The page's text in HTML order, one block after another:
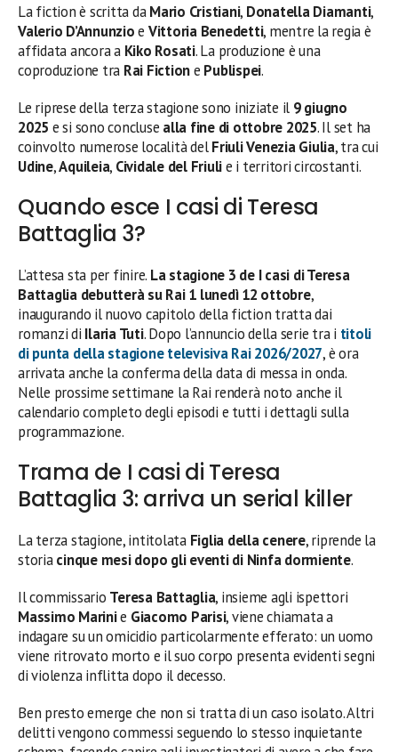
La fiction è scritta daMario Cristiani, Donatella Diamanti,
Valerio D’Annunzioe Vittoria Benedetti, mentre la regia è
affidata ancora a Kiko Rosati. La produzione è una
coproduzione tra Rai Fictione Publispei.
Le riprese della terza stagione sono iniziate il 9 giugno
2025 e si sono concluse alla fine di ottobre 2025. Il set ha
coinvolto numerose località delFriuli Venezia Giulia, tra cui
Udine,Aquileia, Cividale del Friulie i territori circostanti.
Quando esce I casi di Teresa
Battaglia 3?
L’attesa sta per finire. La stagione 3 de I casi di Teresa
Battaglia debutterà su Rai 1 lunedì 12 ottobre,
inaugurando il nuovo capitolo della fiction tratta dai
romanzi di Ilaria Tuti. Dopo l’annuncio della serie tra i titoli
di punta della stagione televisiva Rai 2026/2027, è ora
arrivata anche la conferma della data di messa in onda.
Nelle prossime settimane la Rai renderà noto anche il
calendario completo degli episodi e tutti i dettagli sulla
programmazione.
Trama de I casi di Teresa
Battaglia 3: arriva un serial killer
La terza stagione, intitolata Figlia della cenere, riprende la
storiacinque mesi dopo gli eventi di Ninfa dormiente.
Il commissario Teresa Battaglia, insieme agli ispettori
Massimo Marinie Giacomo Parisi, viene chiamata a
indagare su un omicidio particolarmente efferato: un uomo
viene ritrovato morto e il suo corpo presenta evidenti segni
di violenza inflitta dopo il decesso.
Ben presto emerge che non si tratta di un caso isolato. Altri
delitti vengono commessi seguendo lo stesso inquietante